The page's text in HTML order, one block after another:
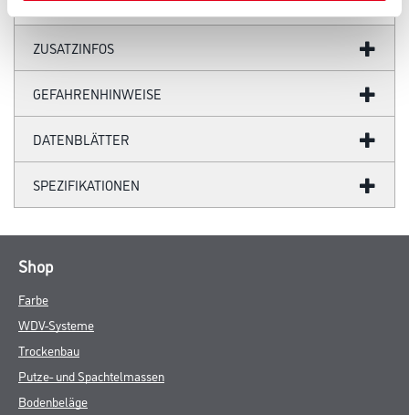
ZUSATZINFOS
GEFAHRENHINWEISE
DATENBLÄTTER
SPEZIFIKATIONEN
Shop
Farbe
WDV-Systeme
Trockenbau
Putze- und Spachtelmassen
Bodenbeläge